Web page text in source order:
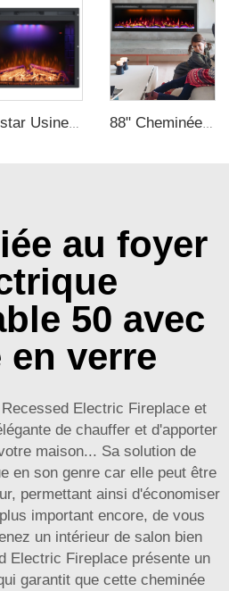
Luxstar Usine Cheminée Électrique Insert Flammes Colorées Cheminée Électrique Décoration Intérieure Chaude 88" Cheminée Électrique Moderne chauffante Décorative avec Combinaisons de Flammes Réalistes avec Thermostat pour Cheminée Électrique d'intérieur
au foyer
50 avec
en verre
Electric Fireplace et
de chauffer et d'apporter
maison... Sa solution de
en son genre car elle peut être
permettant ainsi d'économiser
important encore, de vous
un intérieur de salon bien
Electric Fireplace présente un
garantit que cette cheminée